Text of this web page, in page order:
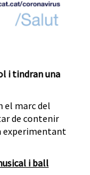
i tindran una
el marc del
de contenir
experimentant
i ball